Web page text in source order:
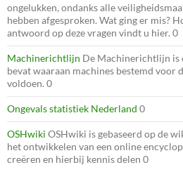
ongelukken, ondanks alle
hebben afgesproken. Wat ging er mis?
antwoord op deze vragen vindt u hier. 0
Machinerichtlijn De Machinerichtlijn is
bevat waaraan machines bestemd voor
voldoen. 0
Ongevals statistiek Nederland 0
OSHwiki OSHwiki is gebaseerd op de
het ontwikkelen van een online
creëren en hierbij kennis delen 0